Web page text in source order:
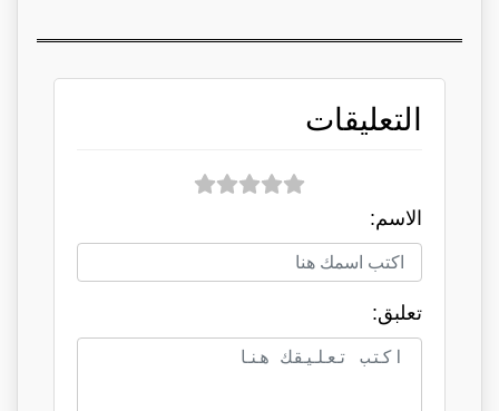
التعليقات
الاسم:
تعلبق: